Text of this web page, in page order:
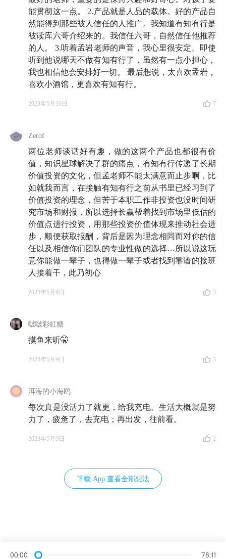
枝播客、微信听书、Spotify、Amazon Music、Google
Podcasts，以及 Overcast、Pocket Casts、Castro、Snipd
等泛用型播客客户端，我保证你都能找到我们的两档节
目，「无人知晓」和「知行小酒馆」。
🎵 BGM
The New Opportunity — LEXMusic
🛵 创作者们
嘉宾吴鲁加@知识星球｜主播孟岩@有知有行｜后期
柯霖 @顺带一提｜制作有知有行
本文所载内容仅供参考，不构成任何投资建议。市场有风险，
投资需谨慎，投资者应独立作出判断。详见 《免责声明》 。如
转载引用，请遵守《转载声明》
能贯彻这一点。 2.产品就是人品的载体。好的产品自
然能得到那些被人信任的人推广。我知道有知有行是
被读库六哥介绍来的。我信任六哥，自然信任他推荐
的人。 3.听着孟岩老师的声音，我心里很安定。即使
听到他说哪天不做有知有行了，虽然有一点小担心，
我也相信他会安排好一切。 最后想说，太喜欢孟岩，
喜欢小酒馆，更喜欢有知有行。
2023年5月10日 7
Zerof
两位老师谈话好有趣，做的这两个产品也都很有价
值，知识星球解决了群的痛点，有知有行传递了长期
价值投资的文化，但孟老师不能太满意而止步啊，比
如就我而言，在接触有知有行之前从书里已经习到了
价值投资的理念，但苦于本职工作非投资也没时间研
究市场和财报，所以选择长赢帮着找到市场里低估的
价值点进行投资，用那些投资价值体现来推动社会进
步，顺便获取报酬，背后是因为理念相同而对你的信
任以及相信你们团队的专业性做的选择…所以说这玩
意你能做一辈子，也得做一辈子或者找到靠谱的接班
人接着干，此乃初心
2023年5月9日 3
啵啵彩虹糖
摸鱼来听🤫
2023年5月9日 3
洱海的小海鸥
每次真是没活力了就更，给我充电。生活大概就是努
力了，疲惫了，去充电；再出发，往前看。
2023年5月9日 2
下载 App 查看全部想法
00:00 78:11